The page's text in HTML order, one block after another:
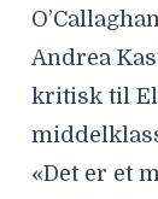
Les også: